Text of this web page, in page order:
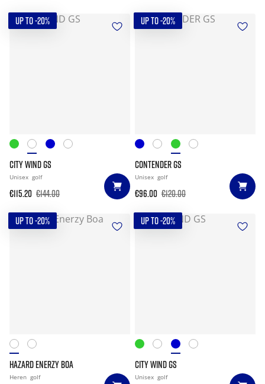
UP TO -20%
CITY WIND GS
Unisex golf
€115.20 €144.00
UP TO -20%
CONTENDER GS
Unisex golf
€96.00 €120.00
UP TO -20%
HAZARD ENERZY BOA
Heren golf
UP TO -20%
CITY WIND GS
Unisex golf